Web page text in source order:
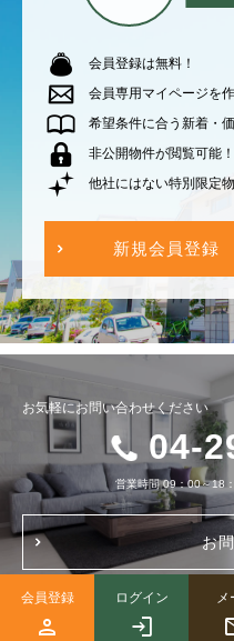
会員登録 ログイン メ
会員登録は無料！
会員専用マイページを作
希望条件に合う新着・
非公開物件が閲覧可能！
他社にはない特別限定
新規会員登録
お気軽にお問い合わせください
04-
営業時間 09：00～18
お
Copyright (c) 株式会社ブルー